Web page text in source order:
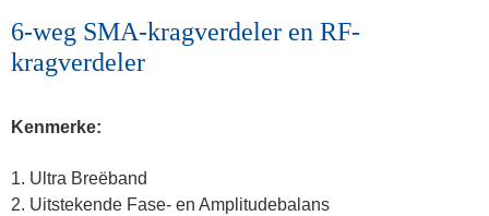
6-weg SMA-kragverdeler en RF-
kragverdeler
Kenmerke:
1. Ultra Breëband
2. Uitstekende Fase- en Amplitudebalans